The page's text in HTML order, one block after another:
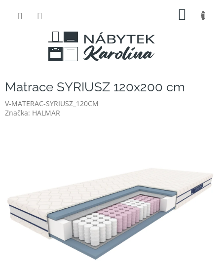
Matrace SYRIUSZ 120x200 cm
V-MATERAC-SYRIUSZ_120CM
Značka: HALMAR